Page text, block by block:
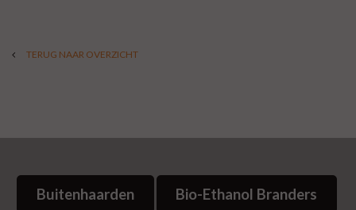
TERUG NAAR OVERZICHT
Buitenhaarden Bio-Ethanol Branders